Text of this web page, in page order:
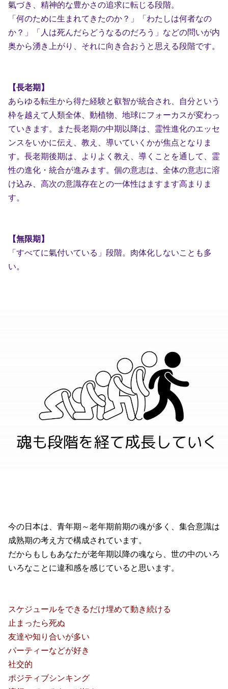
氣づき、精神的な豊かさの追求に転じる段階。
「何のために生まれてきたのか？」「わたしは何者なの
か？」「人は死んだらどうなるのだろう」などの問いが内
奥から湧き上がり、それに向き合おうと思える段階です。
【長老期】
あらゆる転生から得た経験と叡智が統合され、自分という
枠を越えて人類全体、動植物、地球にフォーカスが変わっ
ていきます。また長老期の中期以降は、霊性進化のエッセ
ンスをいかに伝え、教え、導いていくかが焦点となりま
す。長老期後期は、よりよく教え、導くことを通して、霊
性の進化・統合が進みます。個の意志は、全体の意志に溶
け込み、高次の意識存在との一体性はますます高まりま
す。
【無限期】
「すべてに氣付いている」段階。肉体化しないことも多
い。
今の日本は、青年期～老年期前期の魂が多く、集合意識は
成熟期の考え方で構成されています。
だからもしもあなたが老年期以降の魂なら、世の中のいろ
いろなことに違和感を感じていると思います。
スケジュールをできるだけ埋めて動き続ける
止まったら死ぬ
友達や知り合いが多い
パーティーなどが好き
社交的
ポジティブシンキング